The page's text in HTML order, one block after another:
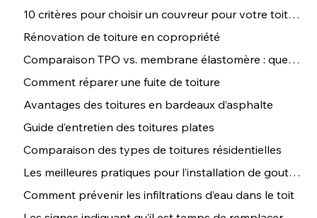
10 critères pour choisir un couvreur pour votre toiture
Rénovation de toiture en copropriété
Comparaison TPO vs. membrane élastomère : que choisir ?
Comment réparer une fuite de toiture
Avantages des toitures en bardeaux d’asphalte
Guide d’entretien des toitures plates
Comparaison des types de toitures résidentielles
Les meilleures pratiques pour l’installation de gouttières
Comment prévenir les infiltrations d’eau dans le toit